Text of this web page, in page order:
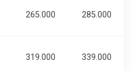
265.000 285.000
319.000 339.000